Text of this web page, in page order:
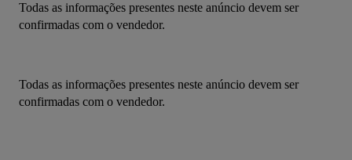
Todas as informações presentes neste anúncio devem ser
confirmadas com o vendedor.
Todas as informações presentes neste anúncio devem ser
confirmadas com o vendedor.